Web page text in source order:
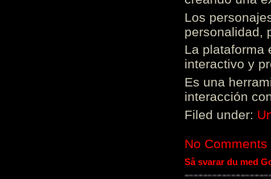
Los
personalidad,
La plataforma
interactivo y
Es una
interacción
Filed under:
No Comments
Så svarar du med